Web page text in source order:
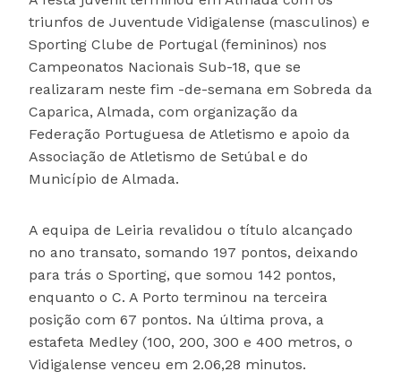
triunfos de Juventude Vidigalense (masculinos) e
Sporting Clube de Portugal (femininos) nos
Campeonatos Nacionais Sub-18, que se
realizaram neste fim -de-semana em Sobreda da
Caparica, Almada, com organização da
Federação Portuguesa de Atletismo e apoio da
Associação de Atletismo de Setúbal e do
Município de Almada.
A equipa de Leiria revalidou o título alcançado
no ano transato, somando 197 pontos, deixando
para trás o Sporting, que somou 142 pontos,
enquanto o C. A Porto terminou na terceira
posição com 67 pontos. Na última prova, a
estafeta Medley (100, 200, 300 e 400 metros, o
Vidigalense venceu em 2.06,28 minutos.